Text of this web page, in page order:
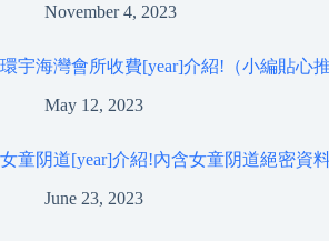
November 4, 2023
環宇海灣會所收費[year]介紹!（小編貼心推
May 12, 2023
女童阴道[year]介紹!內含女童阴道絕密資
June 23, 2023